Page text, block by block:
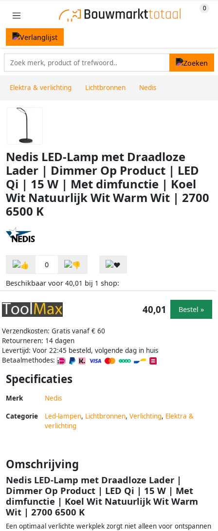
Elektra & verlichting Lichtbronnen Nedis
Nedis LED-Lamp met Draadloze
Lader | Dimmer Op Product | LED
Qi | 15 W | Met dimfunctie | Koel
Wit Natuurlijk Wit Warm Wit | 2700
6500 K
0
Beschikbaar voor 40,01 bij 1 shop:
Verzendkosten: Gratis vanaf € 60
Retourneren: 14 dagen
Levertijd: Voor 22:45 besteld, volgende dag in huis
Betaalmethodes:
40,01 Bestel »
Specificaties
Merk Nedis
Categorie Led-lampen, Lichtbronnen, Verlichting, Elektra &
verlichting
Omschrijving
Nedis LED-Lamp met Draadloze Lader |
Dimmer Op Product | LED Qi | 15 W | Met
dimfunctie | Koel Wit Natuurlijk Wit Warm
Wit | 2700 6500 K
Een optimaal verlichte werkplek zorgt niet alleen voor ontspannen